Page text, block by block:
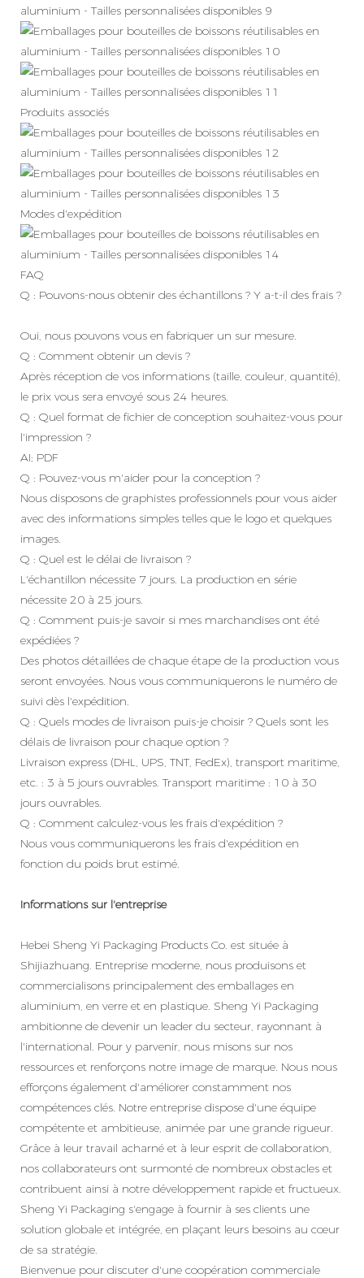
Produits associés
Modes d'expédition
FAQ
Q : Pouvons-nous obtenir des échantillons ? Y a-t-il des frais ?
Oui, nous pouvons vous en fabriquer un sur mesure.
Q : Comment obtenir un devis ?
Après réception de vos informations (taille, couleur, quantité),
le prix vous sera envoyé sous 24 heures.
Q : Quel format de fichier de conception souhaitez-vous pour
l'impression ?
AI; PDF
Q : Pouvez-vous m'aider pour la conception ?
Nous disposons de graphistes professionnels pour vous aider
avec des informations simples telles que le logo et quelques
images.
Q : Quel est le délai de livraison ?
L'échantillon nécessite 7 jours. La production en série
nécessite 20 à 25 jours.
Q : Comment puis-je savoir si mes marchandises ont été
expédiées ?
Des photos détaillées de chaque étape de la production vous
seront envoyées. Nous vous communiquerons le numéro de
suivi dès l'expédition.
Q : Quels modes de livraison puis-je choisir ? Quels sont les
délais de livraison pour chaque option ?
Livraison express (DHL, UPS, TNT, FedEx), transport maritime,
etc. : 3 à 5 jours ouvrables. Transport maritime : 10 à 30
jours ouvrables.
Q : Comment calculez-vous les frais d'expédition ?
Nous vous communiquerons les frais d'expédition en
fonction du poids brut estimé.
Informations sur l'entreprise
Hebei Sheng Yi Packaging Products Co. est située à
Shijiazhuang. Entreprise moderne, nous produisons et
commercialisons principalement des emballages en
aluminium, en verre et en plastique. Sheng Yi Packaging
ambitionne de devenir un leader du secteur, rayonnant à
l'international. Pour y parvenir, nous misons sur nos
ressources et renforçons notre image de marque. Nous nous
efforçons également d'améliorer constamment nos
compétences clés. Notre entreprise dispose d'une équipe
compétente et ambitieuse, animée par une grande rigueur.
Grâce à leur travail acharné et à leur esprit de collaboration,
nos collaborateurs ont surmonté de nombreux obstacles et
contribuent ainsi à notre développement rapide et fructueux.
Sheng Yi Packaging s'engage à fournir à ses clients une
solution globale et intégrée, en plaçant leurs besoins au cœur
de sa stratégie.
Bienvenue pour discuter d'une coopération commerciale